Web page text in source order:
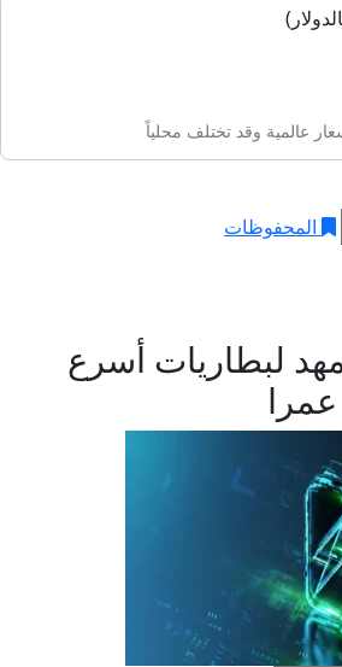
عالمية وقد تختلف محلياً
المحفوظات
لبطاريات أسرع